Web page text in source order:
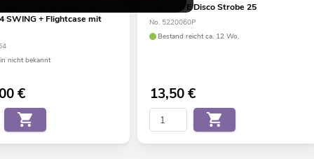
SWING + Flightcase mit
nicht bekannt
€
EUROLITE Disco Strobe 25
No. 5220060P
Bestand reicht ca. 12 Wo.
13,50€